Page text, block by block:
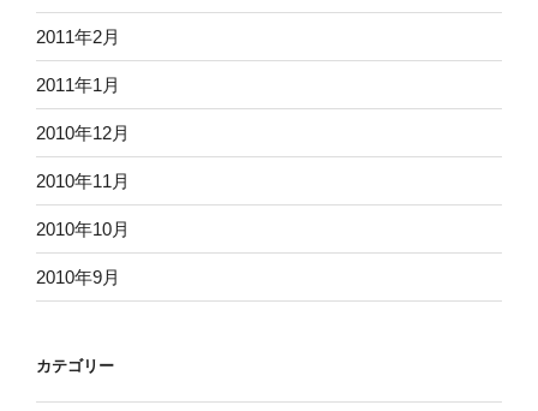
2011年2月
2011年1月
2010年12月
2010年11月
2010年10月
2010年9月
カテゴリー